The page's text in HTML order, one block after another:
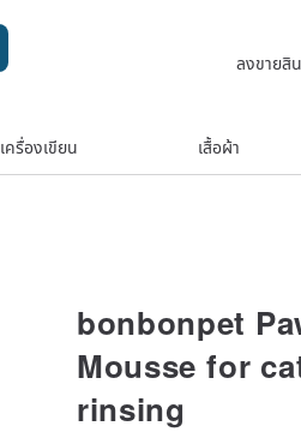
ลงขายสิ
เครื่องเขียน เสื้อผ้า
bonbonpet
Mousse for
rinsing